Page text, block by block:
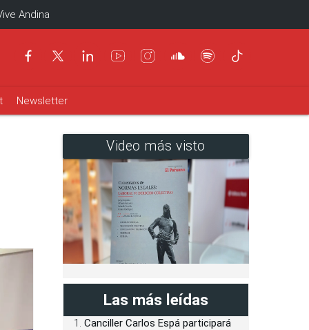
Andina
Newsletter
Video más visto
Las más leídas
Canciller Carlos Espá participará